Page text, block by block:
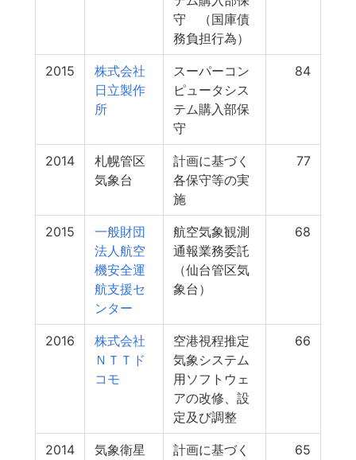
守 （国庫債
務負担行為）
2015
株式会社
日立製作
所
スーパーコン
ピュータシス
テム購入部保
守
84
2014
札幌管区
気象台
計画に基づく
各保守等の実
施
77
2015
一般財団
法人航空
機安全運
航支援セ
ンター
航空気象観測
通報業務委託
（仙台管区気
象台）
68
2016
株式会社
ＮＴＴド
コモ
空港視程推定
気象システム
用ソフトウェ
アの改修、設
定及び調整
66
2014
気象衛星
計画に基づく
65